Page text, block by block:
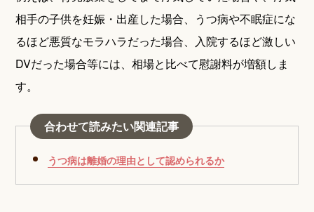
相手の子供を妊娠・出産した場合、うつ病や不眠症にな
るほど悪質なモラハラだった場合、入院するほど激しい
DVだった場合等には、相場と比べて慰謝料が増額しま
す。
合わせて読みたい関連記事
うつ病は離婚の理由として認められるか